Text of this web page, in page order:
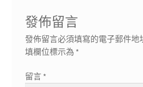
覽發佈留言
發佈留言必須填寫的電子郵件地
填欄位標示為 *
留言 *